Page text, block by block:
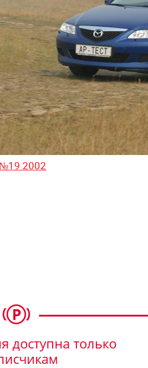
2002
доступна только